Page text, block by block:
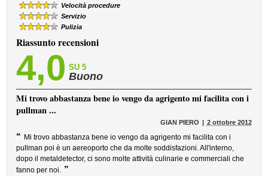
Velocità procedure
Servizio
Pulizia
Riassunto recensioni
4,0 SU 5
Buono
Mi trovo abbastanza bene io vengo da agrigento mi facilita con i
pullman ...
GIAN PIERO 2 ottobre 2012
“ Mi trovo abbastanza bene io vengo da agrigento mi facilita con i
pullman poi è un aereoporto che da molte soddisfazioni. All'interno,
dopo il metaldetector, ci sono molte attività culinarie e commerciali che
fanno per noi. ”